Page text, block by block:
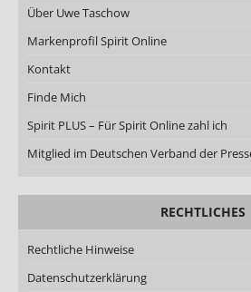
Über Uwe Taschow
Markenprofil Spirit Online
Kontakt
Finde Mich
Spirit PLUS – Für Spirit Online zahl ich
Mitglied im Deutschen Verband der
RECHTLICHES
Rechtliche Hinweise
Datenschutzerklärung